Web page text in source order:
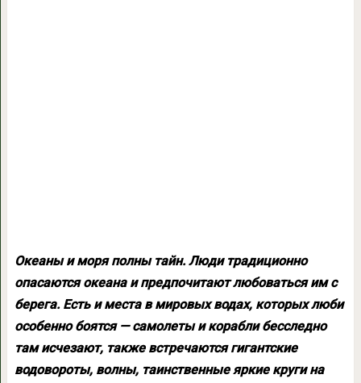
Океаны и моря полны тайн. Люди традиционно
опасаются океана и предпочитают любоваться им с
берега. Есть и места в мировых водах, которых люби
особенно боятся — самолеты и корабли бесследно
там исчезают, также встречаются гигантские
водовороты, волны, таинственные яркие круги на